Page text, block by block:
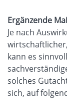
Ergänzende
Je nach
kann es
solches
sich, auf